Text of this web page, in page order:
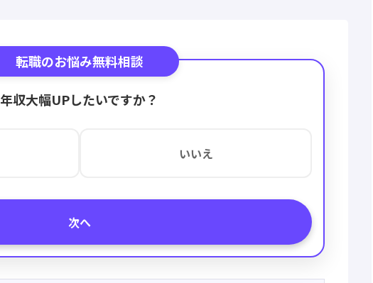
転職のお悩み無料相談
年収大幅UPしたいですか？
いいえ
次へ